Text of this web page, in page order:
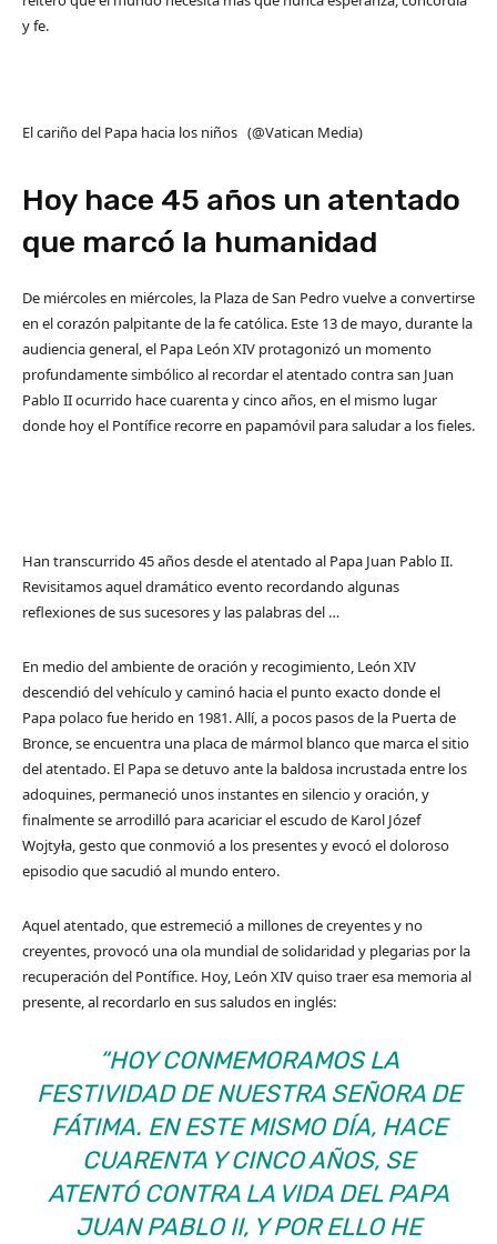
y fe.
El cariño del Papa hacia los niños (@Vatican Media)
Hoy hace 45 años un atentado
que marcó la humanidad
De miércoles en miércoles, la Plaza de San Pedro vuelve a convertirse
en el corazón palpitante de la fe católica. Este 13 de mayo, durante la
audiencia general, el Papa León XIV protagonizó un momento
profundamente simbólico al recordar el atentado contra san Juan
Pablo II ocurrido hace cuarenta y cinco años, en el mismo lugar
donde hoy el Pontífice recorre en papamóvil para saludar a los fieles.
Han transcurrido 45 años desde el atentado al Papa Juan Pablo II.
Revisitamos aquel dramático evento recordando algunas
reflexiones de sus sucesores y las palabras del …
En medio del ambiente de oración y recogimiento, León XIV
descendió del vehículo y caminó hacia el punto exacto donde el
Papa polaco fue herido en 1981. Allí, a pocos pasos de la Puerta de
Bronce, se encuentra una placa de mármol blanco que marca el sitio
del atentado. El Papa se detuvo ante la baldosa incrustada entre los
adoquines, permaneció unos instantes en silencio y oración, y
finalmente se arrodilló para acariciar el escudo de Karol Józef
Wojtyła, gesto que conmovió a los presentes y evocó el doloroso
episodio que sacudió al mundo entero.
Aquel atentado, que estremeció a millones de creyentes y no
creyentes, provocó una ola mundial de solidaridad y plegarias por la
recuperación del Pontífice. Hoy, León XIV quiso traer esa memoria al
presente, al recordarlo en sus saludos en inglés:
“HOY CONMEMORAMOS LA
FESTIVIDAD DE NUESTRA SEÑORA DE
FÁTIMA. EN ESTE MISMO DÍA, HACE
CUARENTA Y CINCO AÑOS, SE
ATENTÓ CONTRA LA VIDA DEL PAPA
JUAN PABLO II, Y POR ELLO HE